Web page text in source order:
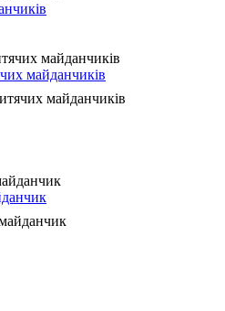
майданчиків
майданчиків